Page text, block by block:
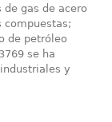
gas de acero
compuestas;
de petróleo
se ha
y